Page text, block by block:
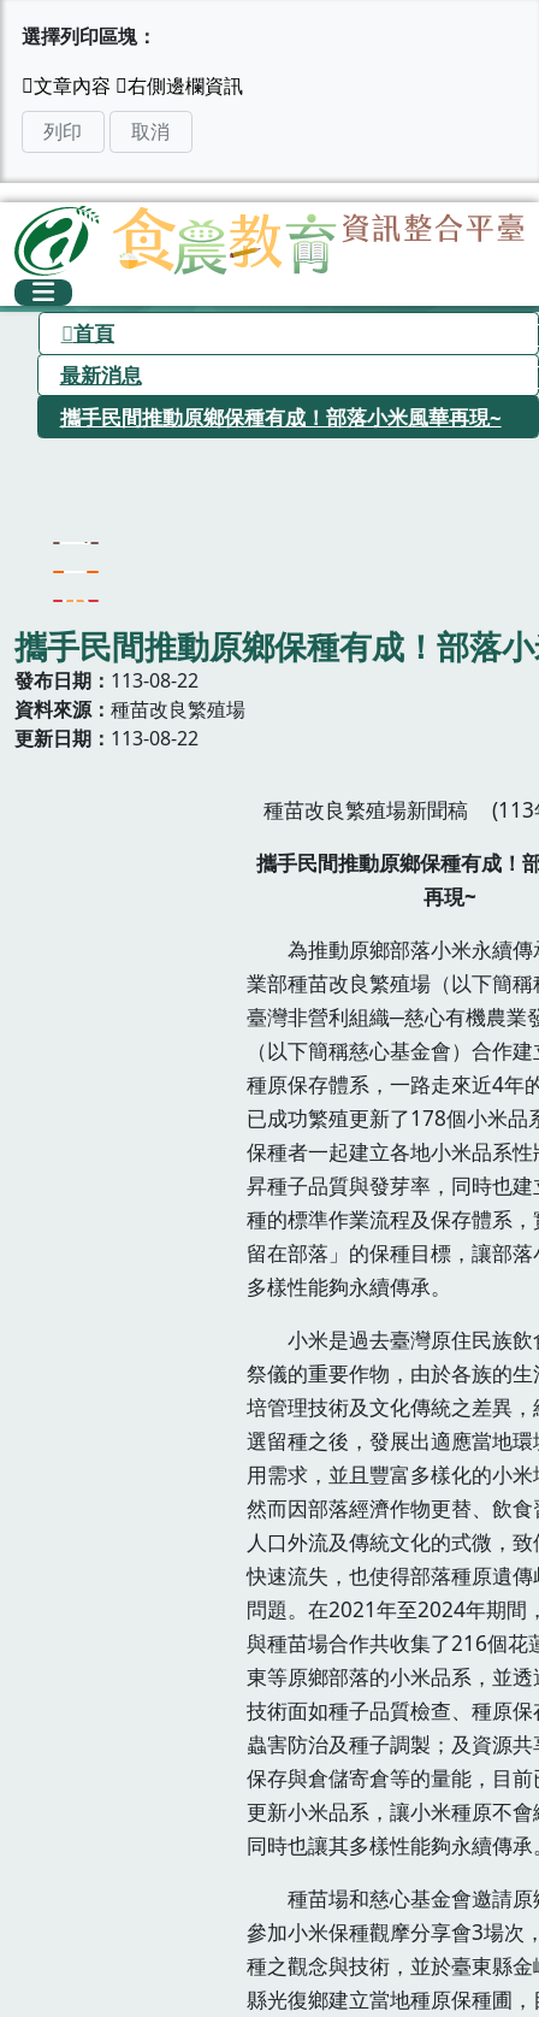
選擇列印區塊：
列印 取消
首頁
最新消息
攜手民間推動原鄉保種有成！部落小米風華再現~
攜手民間推動原鄉保種有成！部落
發布日期
113-08-22
資料來源
種苗改良繁殖場
更新日期
113-08-22
種苗改良繁殖場新聞稿 (113
攜手民間推動原鄉保種有成！
再現~
為推動原鄉部落小米永續傳
業部種苗改良繁殖場（以下簡
臺灣非營利組織─慈心有機農業
（以下簡稱慈心基金會）合作
種原保存體系，一路走來近4年
已成功繁殖更新了178個小米品
保種者一起建立各地小米品系
昇種子品質與發芽率，同時也
種的標準作業流程及保存體系
留在部落」的保種目標，讓部
多樣性能夠永續傳承。
小米是過去臺灣原住民族飲
祭儀的重要作物，由於各族的
培管理技術及文化傳統之差異
選留種之後，發展出適應當地
用需求，並且豐富多樣化的小
然而因部落經濟作物更替、飲
人口外流及傳統文化的式微，
快速流失，也使得部落種原遺
問題。在2021年至2024年期間
與種苗場合作共收集了216個花
東等原鄉部落的小米品系，並
技術面如種子品質檢查、種原
蟲害防治及種子調製；及資源
保存與倉儲寄倉等的量能，目
更新小米品系，讓小米種原不
同時也讓其多樣性能夠永續傳承
種苗場和慈心基金會邀請原
參加小米保種觀摩分享會3場次
種之觀念與技術，並於臺東縣
縣光復鄉建立當地種原保種圃